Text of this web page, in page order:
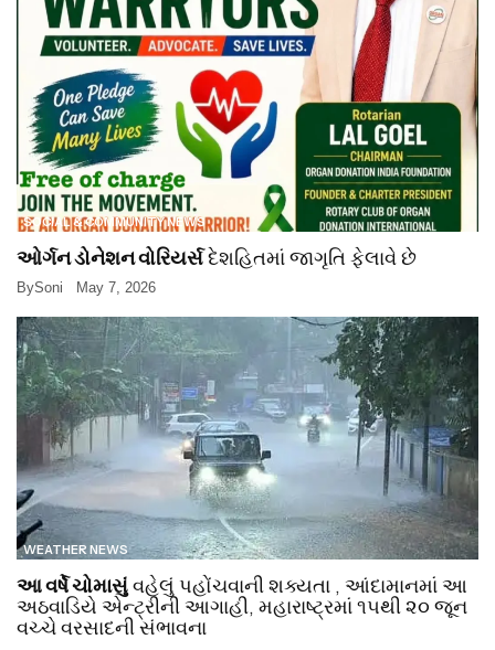
SOCIAL & COMMUNITY NEWS
ઓર્ગન ડોનેશન વોરિયર્સદેશહિતમાં જાગૃતિ ફેલાવે છે
BySoni May 7, 2026
WEATHER NEWS
આ વર્ષે ચોમાસુંવહેલું પહોંચવાની શક્યતા , આંદામાનમાં આ
અઠવાડિયે એન્ટ્રીની આગાહી, મહારાષ્ટ્રમાં ૧૫થી ૨૦ જૂન
વચ્ચે વરસાદની સંભાવના